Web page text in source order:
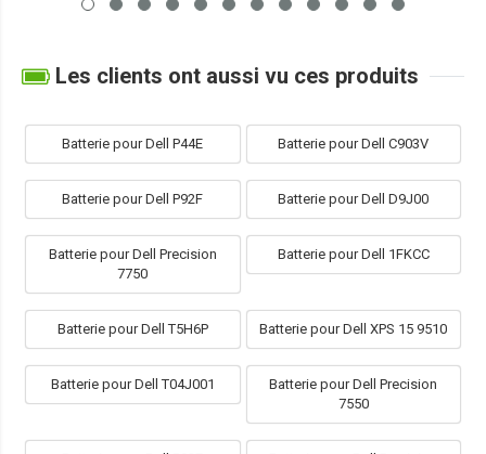
Les clients ont aussi vu ces produits
Batterie pour Dell P44E Batterie pour Dell C903V
Batterie pour Dell P92F Batterie pour Dell D9J00
Batterie pour Dell Precision
7750
Batterie pour Dell 1FKCC
Batterie pour Dell T5H6P Batterie pour Dell XPS 15 9510
Batterie pour Dell T04J001
Batterie pour Dell Precision
7550